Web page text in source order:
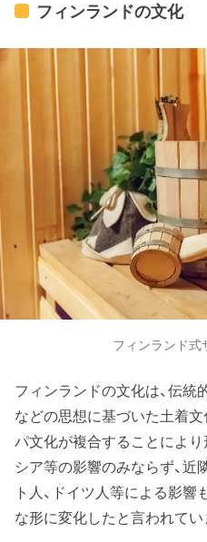
フィンランドの文化
フィンランド式
フィンランドの文化は、伝統
などの思想に基づいた土着
パ文化が複合することにより
シア等の影響のみならず、
ト人、ドイツ人等による影響
な形に変化したと言われてい